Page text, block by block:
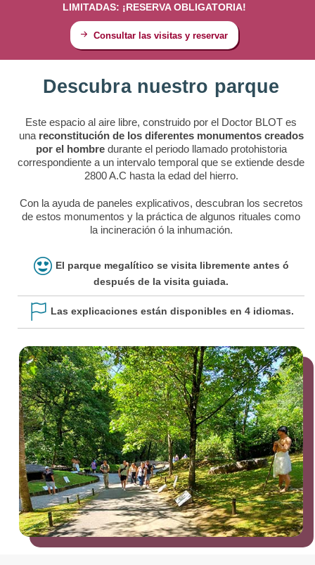
LIMITADAS: ¡RESERVA OBLIGATORIA!
Consultar las visitas y reservar
Descubra nuestro parque
Este espacio al aire libre, construido por el Doctor BLOT es
una reconstitución de los diferentes monumentos creados
por el hombredurante el periodo llamado protohistoria
correspondiente a un intervalo temporal que se extiende desde
2800 A.C hasta la edad del hierro.
Con la ayuda de paneles explicativos, descubran los secretos
de estos monumentos y la práctica de algunos rituales como
la incineración ó la inhumación.
El parque megalítico se visita libremente antes ó
después de la visita guiada.
Las explicaciones están disponibles en 4 idiomas.